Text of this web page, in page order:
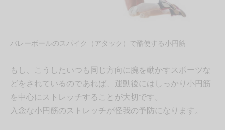
バレーボールのスパイク（アタック）で酷使する小円筋
もし、こうしたいつも同じ方向に腕を動かすスポーツな
どをされているのであれば、運動後にはしっかり小円筋
を中心にストレッチすることが大切です。
入念な小円筋のストレッチが怪我の予防になります。